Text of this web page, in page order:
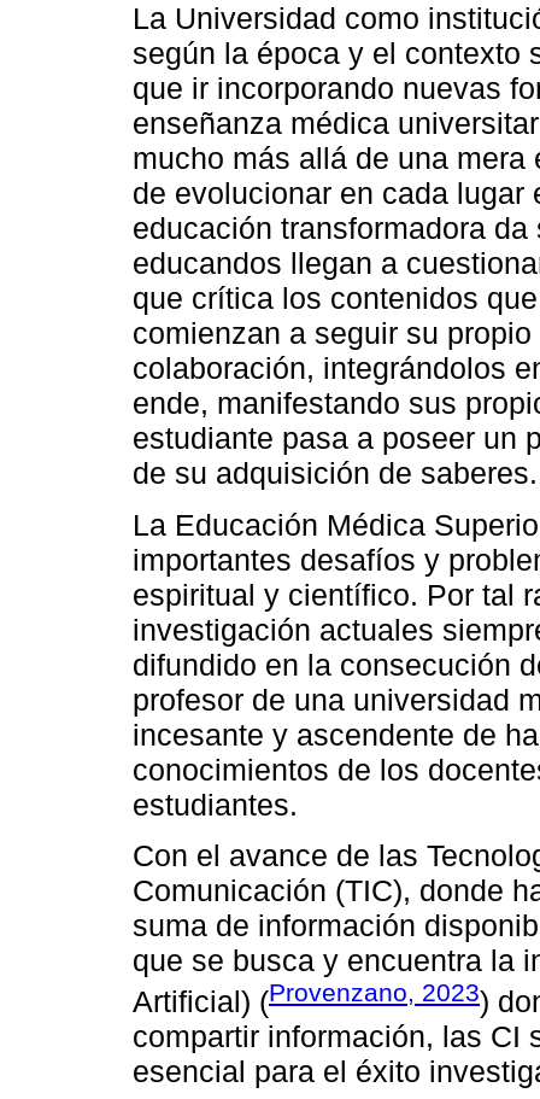
La Universidad como
según la época y el contexto
que ir incorporando nuevas
enseñanza médica
mucho más allá de una
de evolucionar en cada
educación transformadora
educandos llegan a
que crítica los contenidos
comienzan a seguir su
colaboración, integrándolos
ende, manifestando sus
estudiante pasa a poseer un
de su adquisición de saberes.
La Educación Médica
importantes desafíos y
espiritual y científico. Por tal
investigación actuales
difundido en la consecución
profesor de una universidad
incesante y ascendente de
conocimientos de los
estudiantes.
Con el avance de las
Comunicación (TIC), donde
suma de información
que se busca y encuentra la
Artificial) (Provenzano, 2023)
compartir información, las CI
esencial para el éxito